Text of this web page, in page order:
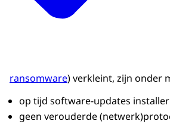
ransomware) verkleint, zijn onder
op tijd software-updates
geen verouderde